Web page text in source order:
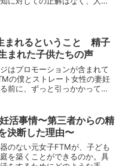
まれるということ 精子
まれた子供たちの声
はプロモーションが含まれて
の僕とストレート女性の妻妊
前に、ずっと引っかかってい
子どもが欲しいという思いか
らの精子提供...
活事情〜第三者からの精
決断した理由〜
のない元女子FTMが、子ども
を築くことができるのか。具